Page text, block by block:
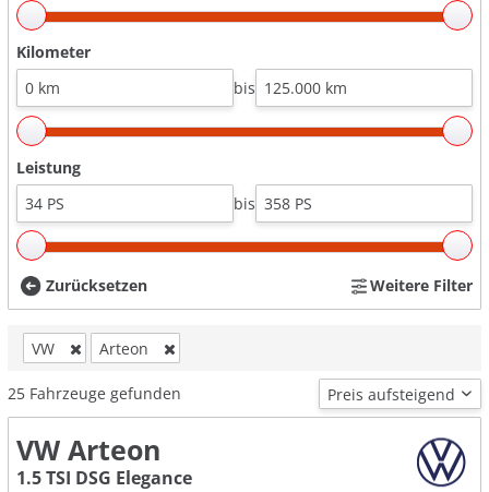
Kilometer
bis
Leistung
bis
Zurücksetzen Weitere Filter
VW Arteon
25 Fahrzeuge gefunden
VW Arteon
1.5 TSI DSG Elegance